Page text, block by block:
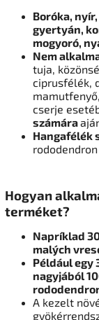
Boróka,
gyertyán,
mogyoró,
Nem
tuja,
ciprusfélék,
cserje
számára
Hangafélék
Hogyan
terméket?
Napríklad
malých
Például egy
nagyjából
A kezelt